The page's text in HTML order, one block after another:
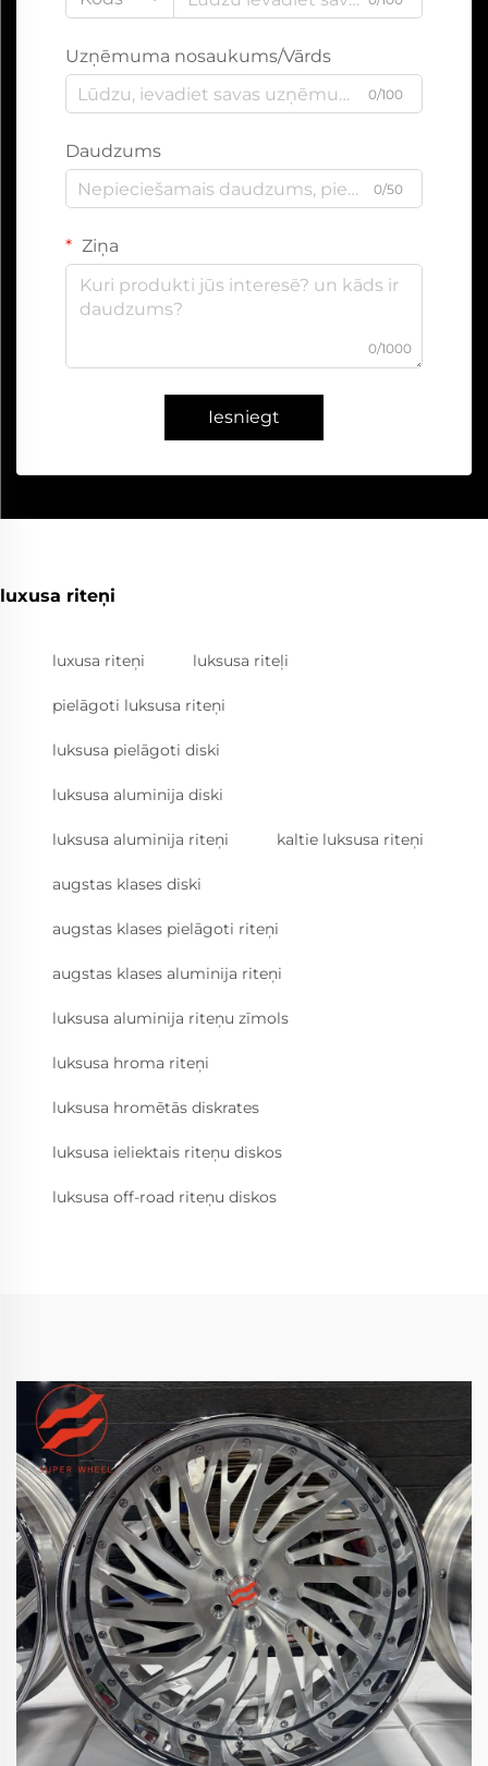
Uzņēmuma nosaukums/Vārds
0/100
Daudzums
0/50
Ziņa
0/1000
Iesniegt
luxusa riteņi
luxusa riteņi luksusa riteļi
pielāgoti luksusa riteņi
luksusa pielāgoti diski
luksusa aluminija diski
luksusa aluminija riteņi kaltie luksusa riteņi
augstas klases diski
augstas klases pielāgoti riteņi
augstas klases aluminija riteņi
luksusa aluminija riteņu zīmols
luksusa hroma riteņi
luksusa hromētās diskrates
luksusa ieliektais riteņu diskos
luksusa off-road riteņu diskos